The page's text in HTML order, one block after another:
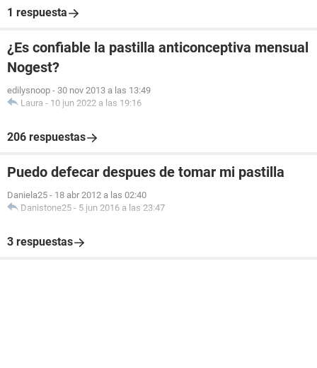
1 respuesta
¿Es confiable la pastilla anticonceptiva mensual
Nogest?
edilysnoop - 30 nov 2013 a las 13:49
Laura - 10 jun 2022 a las 19:16
206 respuestas
Puedo defecar despues de tomar mi pastilla
Daniela25 - 18 abr 2012 a las 02:40
Danistone25 - 5 jun 2016 a las 23:47
3 respuestas